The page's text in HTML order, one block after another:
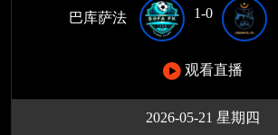
巴库萨法 1-0
观看直播
2026-05-21 星期四